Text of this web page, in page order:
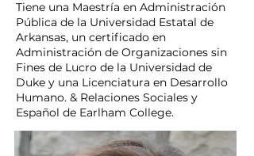
Tiene una Maestría en Administración
Pública de la Universidad Estatal de
Arkansas, un certificado en
Administración de Organizaciones sin
Fines de Lucro de la Universidad de
Duke y una Licenciatura en Desarrollo
Humano. & Relaciones Sociales y
Español de Earlham College.